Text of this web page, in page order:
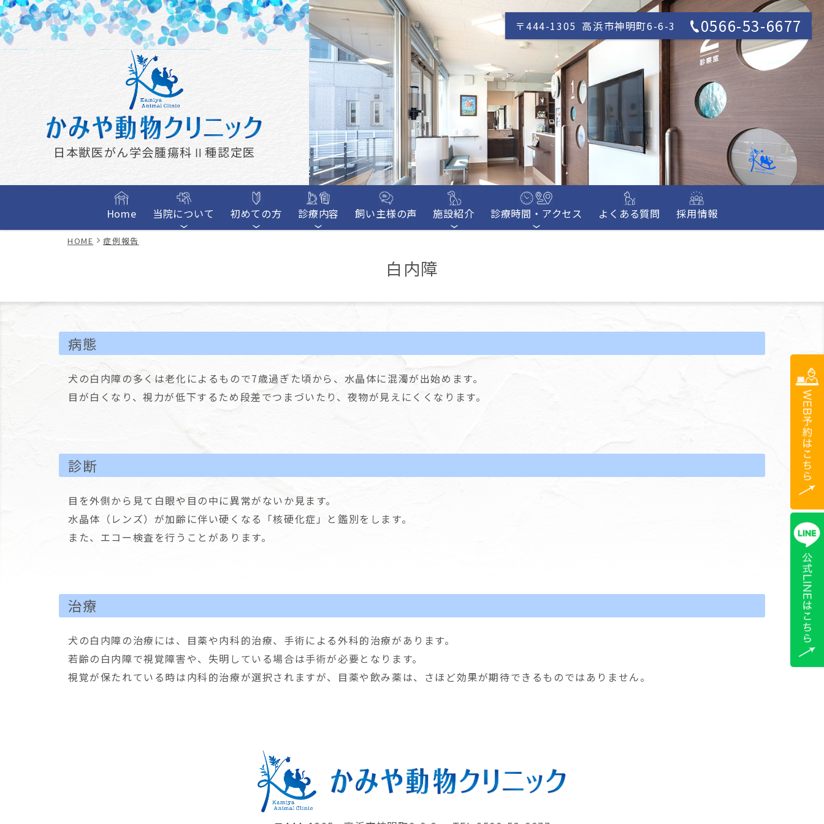
日本獣医がん学会腫瘍科Ⅱ種認定医
〒444-1305 高浜市神明町6-6-3 0566-53-6677
Home 当院について 初めての方 診療内容 飼い主様の声 施設紹介 診療時間・アクセス よくある質問 採用情報
HOME 症例報告
白内障
病態
犬の白内障の多くは老化によるもので7歳過ぎた頃から、水晶体に混濁が出始めます。
目が白くなり、視力が低下するため段差でつまづいたり、夜物が見えにくくなります。
診断
目を外側から見て白眼や目の中に異常がないか見ます。
水晶体（レンズ）が加齢に伴い硬くなる「核硬化症」と鑑別をします。
また、エコー検査を行うことがあります。
治療
犬の白内障の治療には、目薬や内科的治療、手術による外科的治療があります。
若齢の白内障で視覚障害や、失明している場合は手術が必要となります。
視覚が保たれている時は内科的治療が選択されますが、目薬や飲み薬は、さほど効果が期待できるものではありません。